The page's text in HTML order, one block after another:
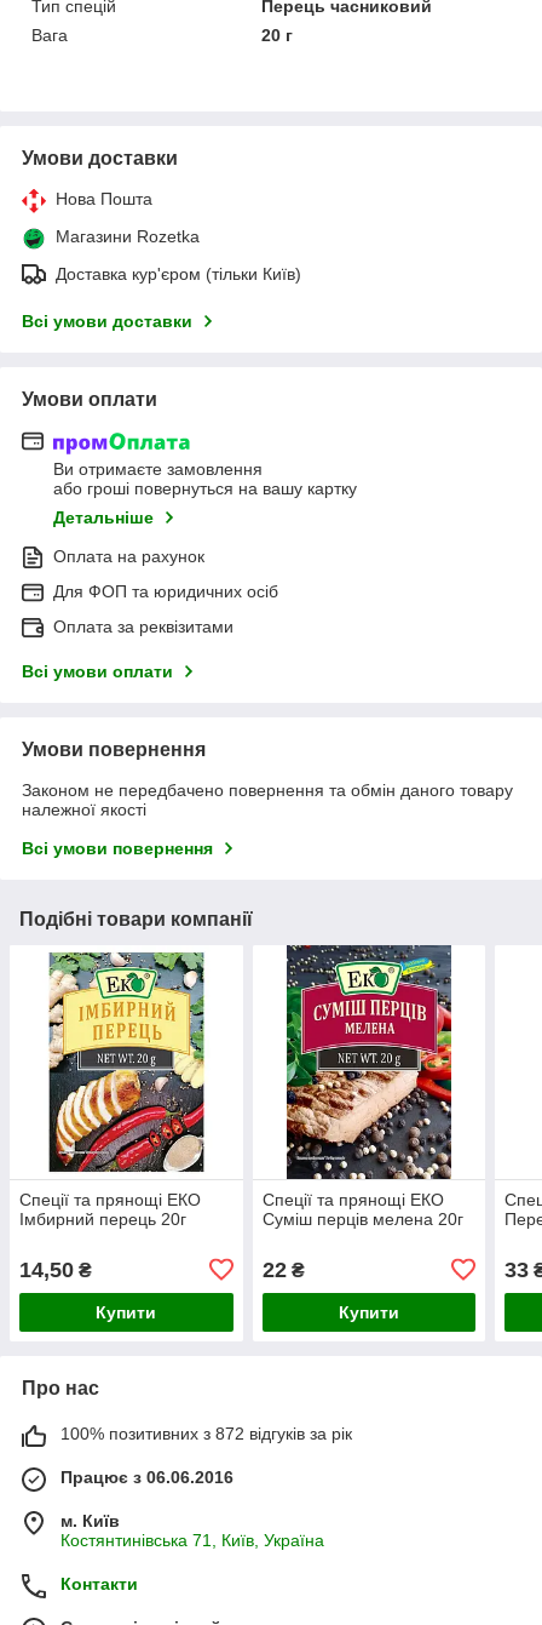
Тип спецій
Перець часниковий
Вага
20 г
Умови доставки
Нова Пошта
Магазини Rozetka
Доставка кур'єром (тільки Київ)
Всі умови доставки
Умови оплати
Ви отримаєте замовлення
або гроші повернуться на вашу картку
Детальніше
Оплата на рахунок
Для ФОП та юридичних осіб
Оплата за реквізитами
Всі умови оплати
Умови повернення
Законом не передбачено повернення та обмін даного товару
належної якості
Всі умови повернення
Подібні товари компанії
Спеції та прянощі ЕКО
Імбирний перець 20г
14,50 ₴
Купити
Спеції та прянощі ЕКО
Суміш перців мелена 20г
22₴
Купити
33
Про нас
100% позитивних з 872 відгуків за рік
Працює з 06.06.2016
м. Київ
Костянтинівська 71, Київ, Україна
Контакти